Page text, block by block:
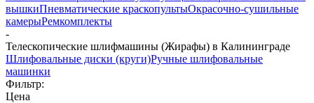
вышкиПневматические краскопультыОкрасочно-сушильные
камерыРемкомплекты
-
Телескопические шлифмашины (Жирафы) в Калининграде
Шлифовальные диски (круги)Ручные шлифовальные
машинки
Фильтр:
Цена